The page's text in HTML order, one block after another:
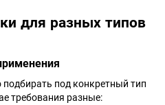
для разных типов
под конкретный тип
требования разные: